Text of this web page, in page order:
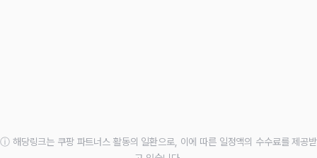
ⓘ 해당링크는 쿠팡 파트너스 활동의 일환으로, 이에 따른 일정액의 수수료를 제공받